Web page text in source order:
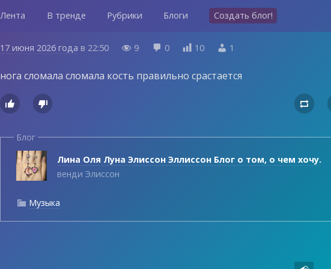
Лента В тренде Рубрики Блоги Создать блог!
17 июня 2026 года в 22:50  9  0  10  1
нога сломала сломала кость правильно срастается
  
Блог
Лина Оля Луна Элиссон Эллиссон Блог о том, о чем хочу.
венди Элиссон
 Музыка